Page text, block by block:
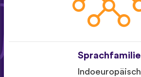
Sprachfamilie
Indoeuropäisch